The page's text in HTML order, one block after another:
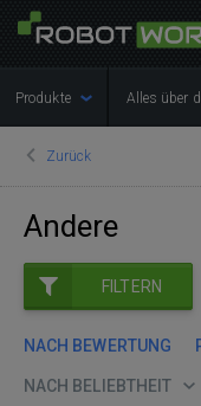
Produkte Alles über
Zurück
Andere
FILTERN
NACH BEWERTUNG
NACH BELIEBTHEIT